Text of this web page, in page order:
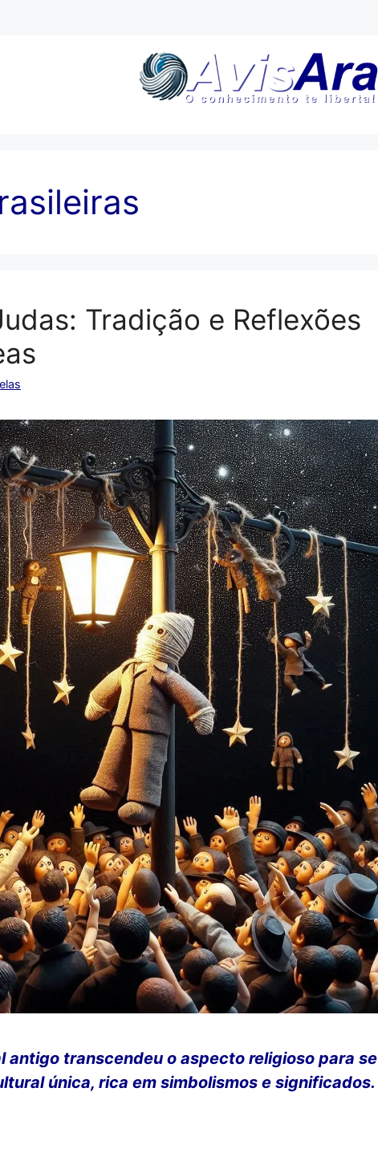
Tradição e Reflexões
antigo transcendeu o aspecto religioso para se
única, rica em simbolismos e significados.